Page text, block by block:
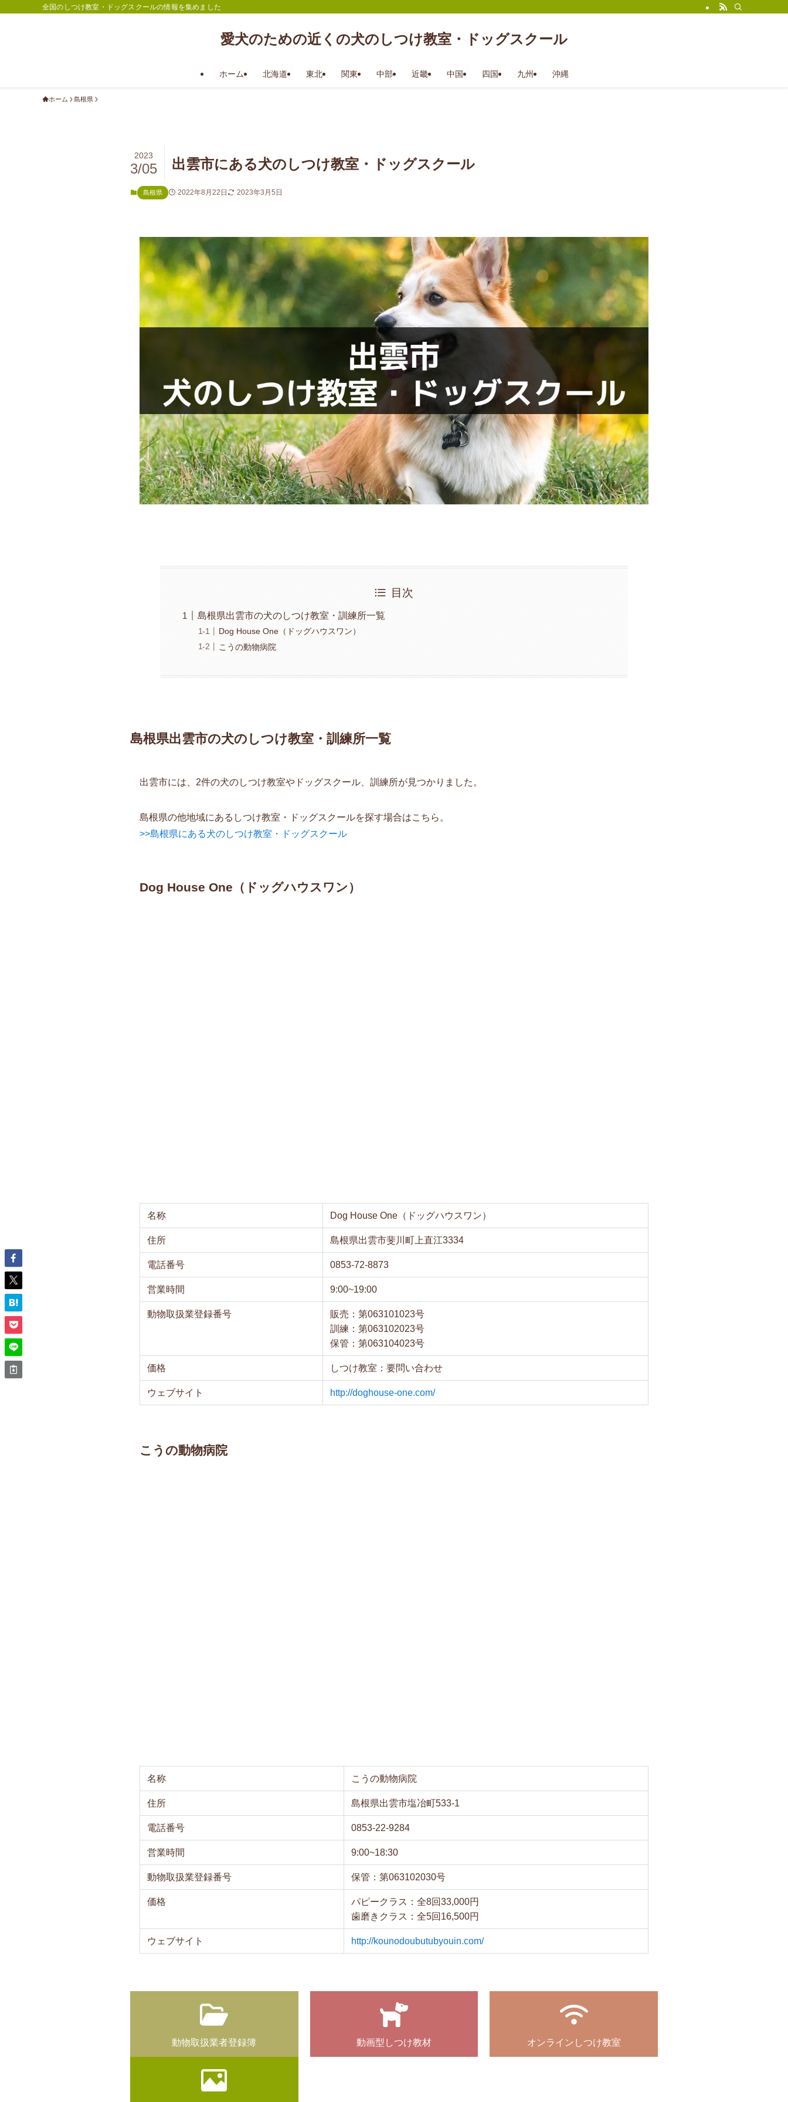
全国のしつけ教室・ドッグスクールの情報を集めました
愛犬のための近くの犬のしつけ教室・ドッグスクール
ホーム 北海道 東北 関東 中部 近畿 中国 四国 九州 沖縄
ホーム 島根県
出雲市にある犬のしつけ教室・ドッグスクール
2023
3/05
島根県 2022年8月22日 2023年3月5日
目次
島根県出雲市の犬のしつけ教室・訓練所一覧
Dog House One（ドッグハウスワン）
こうの動物病院
島根県出雲市の犬のしつけ教室・訓練所一覧
出雲市には、2件の犬のしつけ教室やドッグスクール、訓練所が見つかりました。
島根県の他地域にあるしつけ教室・ドッグスクールを探す場合はこちら。
>>島根県にある犬のしつけ教室・ドッグスクール
Dog House One（ドッグハウスワン）
名称 Dog House One（ドッグハウスワン）
住所 島根県出雲市斐川町上直江3334
電話番号 0853-72-8873
営業時間 9:00~19:00
動物取扱業登録番号
販売：第063101023号
訓練：第063102023号
保管：第063104023号
価格 しつけ教室：要問い合わせ
ウェブサイト http://doghouse-one.com/
こうの動物病院
名称 こうの動物病院
住所 島根県出雲市塩冶町533-1
電話番号 0853-22-9284
営業時間 9:00~18:30
動物取扱業登録番号 保管：第063102030号
価格
パピークラス：全8回33,000円
歯磨きクラス：全5回16,500円
ウェブサイト http://kounodoubutubyouin.com/
動物取扱業者登録簿 動画型しつけ教材 オンラインしつけ教室